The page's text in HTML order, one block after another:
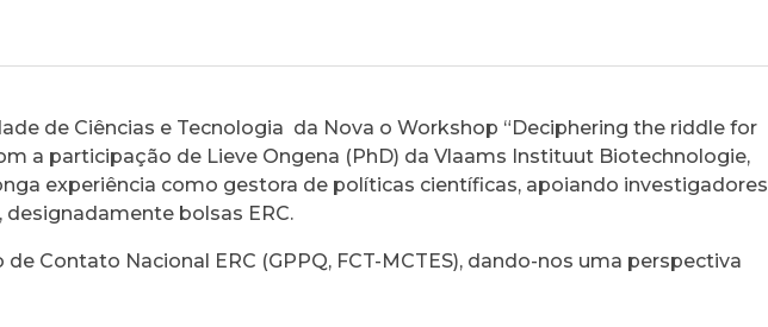
de Ciências e Tecnologia da Nova o Workshop “Deciphering the riddle for
a participação de Lieve Ongena (PhD) da Vlaams Instituut Biotechnologie,
experiência como gestora de políticas científicas, apoiando investigadores
bolsas ERC.
Contato Nacional ERC (GPPQ, FCT-MCTES), dando-nos uma perspectiva